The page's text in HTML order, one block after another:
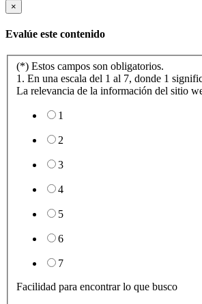
×
Evalúe este contenido
(*) Estos campos son obligatorios.
1. En una escala del 1 al 7, donde 1
La relevancia de la información del sitio
1
2
3
4
5
6
7
Facilidad para encontrar lo que busco